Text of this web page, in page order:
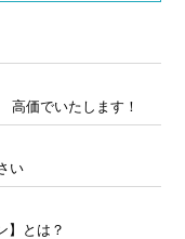
高価でいたします！
い
】とは？